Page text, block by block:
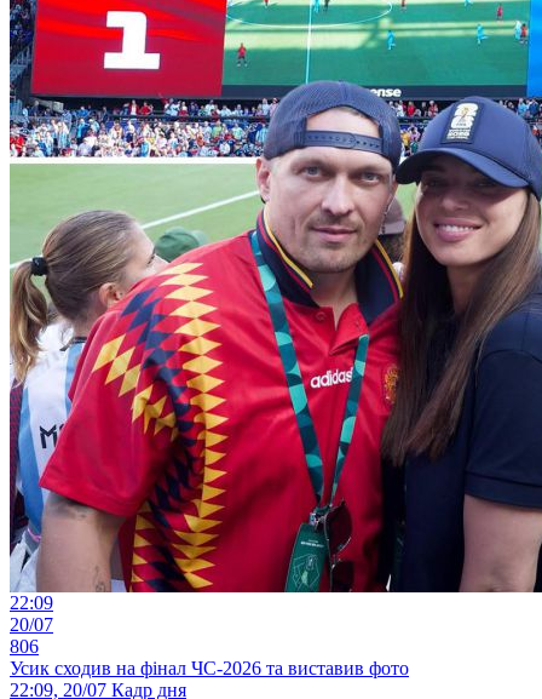
22:09
20/07
806
Усик сходив на фінал ЧС-2026 та виставив фото
22:09, 20/07 Кадр дня